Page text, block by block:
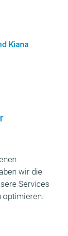
Kiana
wir die
Services
optimieren.